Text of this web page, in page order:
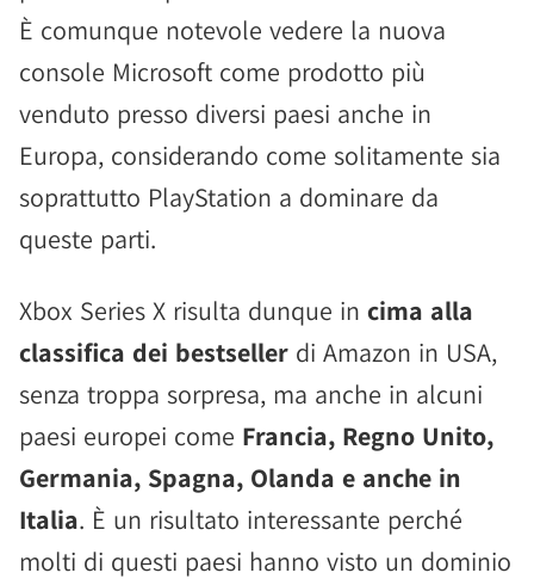
È comunque notevole vedere la nuova
console Microsoft come prodotto più
venduto presso diversi paesi anche in
Europa, considerando come solitamente sia
soprattutto PlayStation a dominare da
queste parti.
Xbox Series X risulta dunque in cima alla
classifica dei bestseller di Amazon in USA,
senza troppa sorpresa, ma anche in alcuni
paesi europei come Francia, Regno Unito,
Germania, Spagna, Olanda e anche in
Italia. È un risultato interessante perché
molti di questi paesi hanno visto un dominio